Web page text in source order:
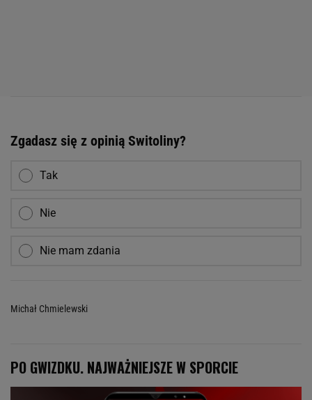
Zgadasz się z opinią Switoliny?
Tak
Nie
Nie mam zdania
Michał Chmielewski